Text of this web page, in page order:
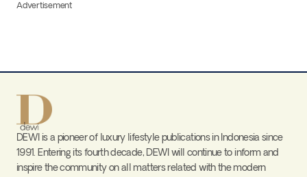
Advertisement
DEWI is a pioneer of luxury lifestyle publications in Indonesia since
1991. Entering its fourth decade, DEWI will continue to inform and
inspire the community on all matters related with the modern